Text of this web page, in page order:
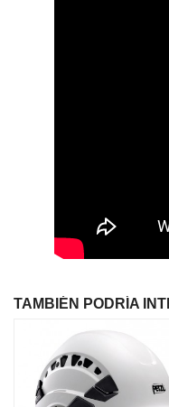
TAMBIÉN PODRÍA